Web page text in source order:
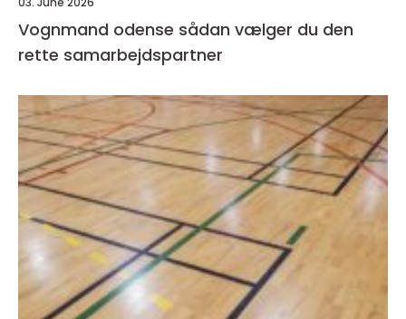
Vognmand odense sådan vælger du den
rette samarbejdspartner